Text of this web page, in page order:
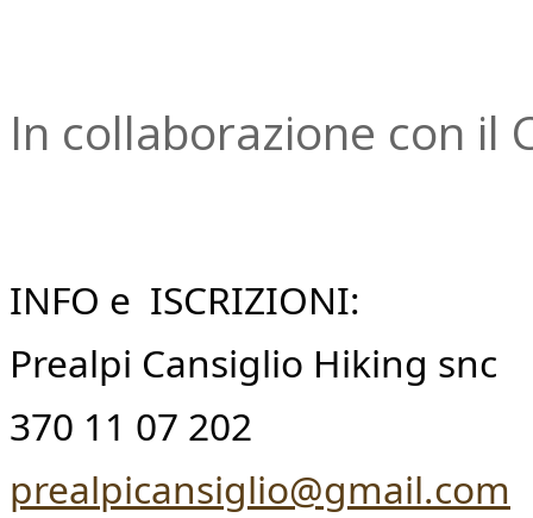
In collaborazione con il
INFO e ISCRIZIONI:
Prealpi Cansiglio Hiking snc
370 11 07 202
prealpicansiglio@gmail.com